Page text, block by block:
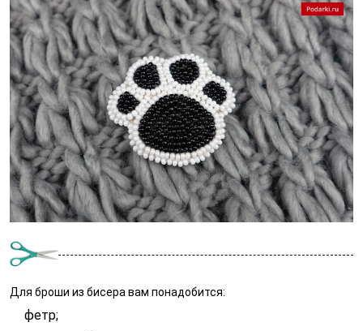
Для броши из бисера вам понадобится:
фетр;